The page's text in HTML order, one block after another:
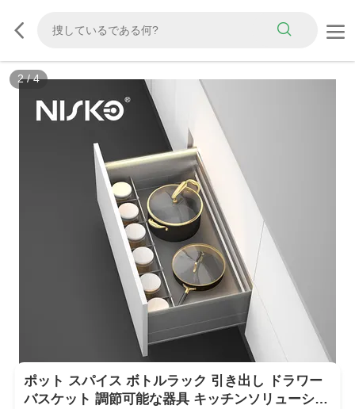
2/4
ポット スパイス ボトルラック 引き出し ドラワー
バスケット 調節可能な器具 キッチンソリューショ